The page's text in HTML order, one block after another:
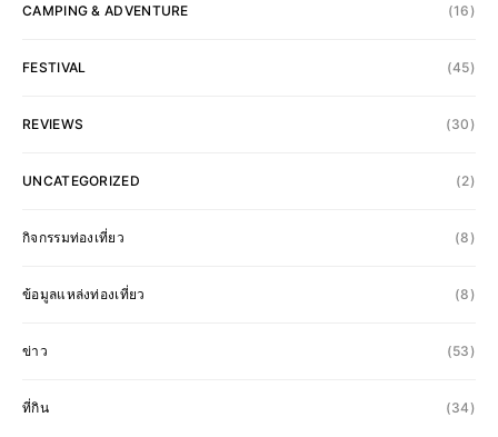
CAMPING & ADVENTURE (16)
FESTIVAL (45)
REVIEWS (30)
UNCATEGORIZED (2)
กิจกรรมท่องเที่ยว (8)
ข้อมูลแหล่งท่องเที่ยว (8)
ข่าว (53)
ที่กิน (34)